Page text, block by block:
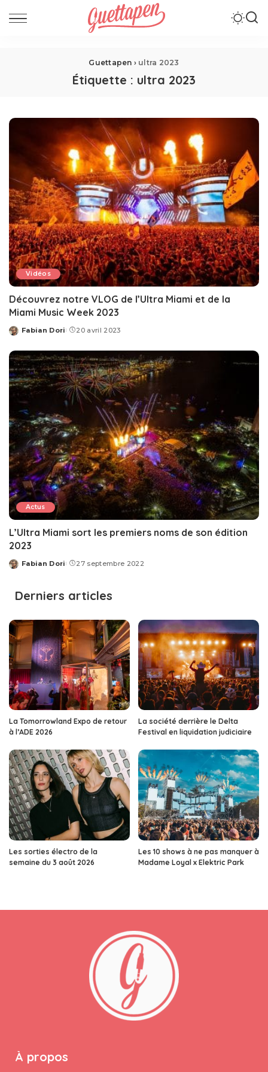
Guettapen › ultra 2023
Étiquette : ultra 2023
Vidéos
Découvrez notre VLOG de l’Ultra Miami et de la
Miami Music Week 2023
Posted
Fabian Dori 20 avril 2023
Actus
L’Ultra Miami sort les premiers noms de son édition
2023
Posted
Fabian Dori 27 septembre 2022
Derniers articles
La Tomorrowland Expo de retour
à l’ADE 2026
La société derrière le Delta
Festival en liquidation judiciaire
Les sorties électro de la
semaine du 3 août 2026
Les 10 shows à ne pas manquer à
Madame Loyal x Elektric Park
À propos